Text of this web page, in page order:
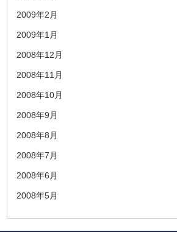
2009年2月
2009年1月
2008年12月
2008年11月
2008年10月
2008年9月
2008年8月
2008年7月
2008年6月
2008年5月